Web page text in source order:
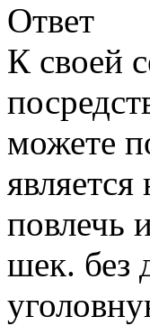
Ответ
К своей
можете
повлечь
шек. без